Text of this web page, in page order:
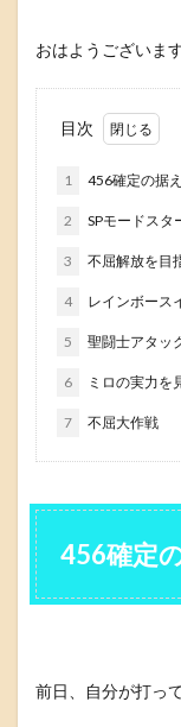
おはようございま
目次
1 456確定の据
2 SPモードスタ
3 不屈解放を目
4 レインボース
5 聖闘士アタッ
6 ミロの実力を
7 不屈大作戦
456確定
前日、自分が打っ